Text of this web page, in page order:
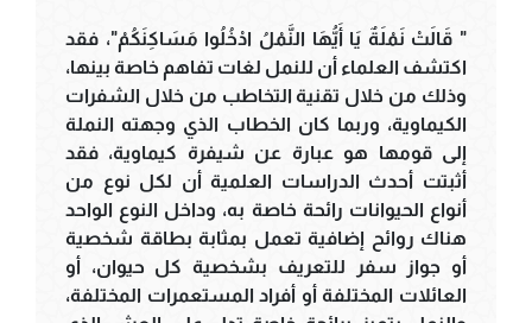
" قَالَتْ نَمْلَةٌ يَا أَيُّهَا النَّمْلُ ادْخُلُوا مَسَاكِنَكُمْ"، فقد
اكتشف العلماء أن للنمل لغات تفاهم خاصة بينها،
وذلك من خلال تقنية التخاطب من خلال الشفرات
الكيماوية، وربما كان الخطاب الذي وجهته النملة
إلى قومها هو عبارة عن شيفرة كيماوية، فقد
أثبتت أحدث الدراسات العلمية أن لكل نوع من
أنواع الحيوانات رائحة خاصة به، وداخل النوع الواحد
هناك روائح إضافية تعمل بمثابة بطاقة شخصية
أو جواز سفر للتعريف بشخصية كل حيوان، أو
العائلات المختلفة أو أفراد المستعمرات المختلفة،